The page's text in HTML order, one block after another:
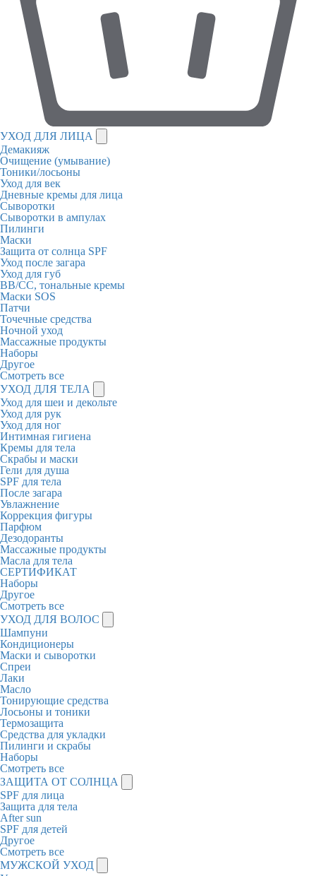
УХОД ДЛЯ ЛИЦА
Демакияж
Очищение (умывание)
Тоники/лосьоны
Уход для век
Дневные кремы для лица
Сыворотки
Сыворотки в ампулах
Пилинги
Маски
Защита от солнца SPF
Уход после загара
Уход для губ
BB/CC, тональные кремы
Маски SOS
Патчи
Точечные средства
Ночной уход
Массажные продукты
Наборы
Другое
Смотреть все
УХОД ДЛЯ ТЕЛА
Уход для шеи и декольте
Уход для рук
Уход для ног
Интимная гигиена
Кремы для тела
Скрабы и маски
Гели для душа
SPF для тела
После загара
Увлажнение
Коррекция фигуры
Парфюм
Дезодоранты
Массажные продукты
Масла для тела
СЕРТИФИКАТ
Наборы
Другое
Смотреть все
УХОД ДЛЯ ВОЛОС
Шампуни
Кондиционеры
Маски и сыворотки
Спреи
Лаки
Масло
Тонирующие средства
Лосьоны и тоники
Термозащита
Средства для укладки
Пилинги и скрабы
Наборы
Смотреть все
ЗАЩИТА ОТ СОЛНЦА
SPF для лица
Защита для тела
After sun
SPF для детей
Другое
Смотреть все
МУЖСКОЙ УХОД